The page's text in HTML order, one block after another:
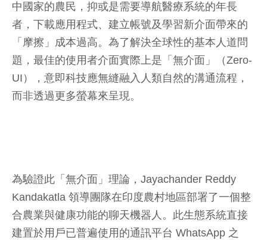
中國家的農民，抑或是需要導航醫療系統的年長
者，下載應用程式、建立帳號及學習新介面帶來的
「摩擦」成本過高。為了解決全球性的基本人道問
題，最佳的使用者介面實際上是「無介面」（Zero-
UI），意即科技應無縫融入人類自然的溝通流程，
而非透過更多螢幕來呈現。
為驗證此「無介面」理論，Jayachander Reddy
Kandakatla 領導團隊在印度農村地區部署了一個整
合農業與健康功能的聊天機器人。此生態系統直接
建置於用戶已普遍使用的通訊平台 WhatsApp 之